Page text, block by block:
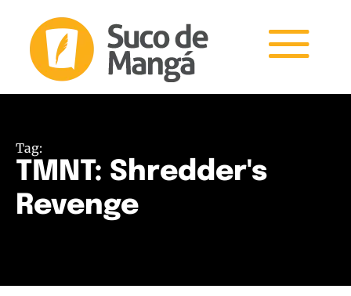
Tag:
TMNT: Shredder's
Revenge